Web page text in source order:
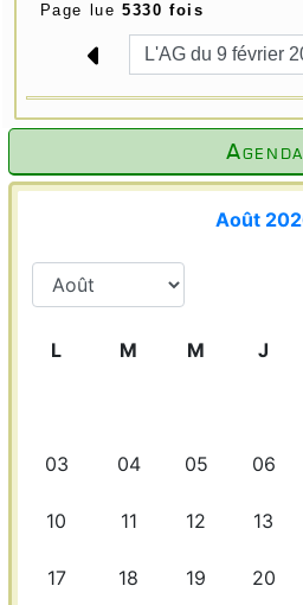
Agenda
Page lue 5330 fois